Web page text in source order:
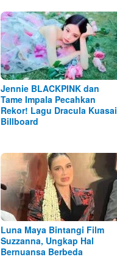
Jennie BLACKPINK dan
Tame Impala Pecahkan
Rekor! Lagu Dracula Kuasai
Billboard
Luna Maya Bintangi Film
Suzzanna, Ungkap Hal
Bernuansa Berbeda